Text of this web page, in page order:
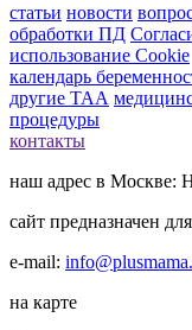
статьи новости
обработки ПД
использование Cookie
календарь
другие ТАА
процедуры
контакты
наш адрес в Москве:
сайт предназначен
e-mail:
на карте